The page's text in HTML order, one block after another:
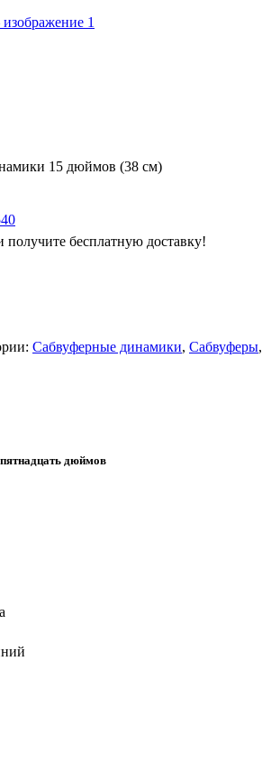
15 дюймов (38 см)
получите бесплатную доставку!
Сабвуферные динамики, Сабвуферы,
дюймов